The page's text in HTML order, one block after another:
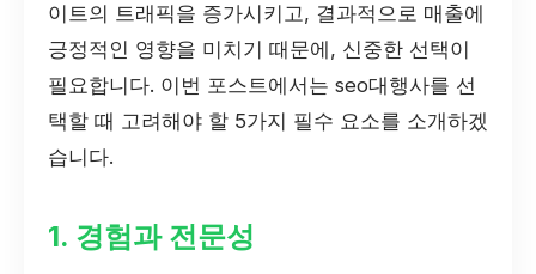
이트의 트래픽을 증가시키고, 결과적으로 매출에
긍정적인 영향을 미치기 때문에, 신중한 선택이
필요합니다. 이번 포스트에서는 seo대행사를 선
택할 때 고려해야 할 5가지 필수 요소를 소개하겠
습니다.
1. 경험과 전문성